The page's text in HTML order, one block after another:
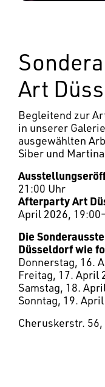
Art
Begleitend zur
in unserer
ausgewählten
Siber und
21:00 Uhr
Afterparty Art
April 2026,
Die
Düsseldorf wie
Donnerstag, 16.
Freitag, 17. April
Samstag, 18.
Sonntag, 19.
Cheruskerstr.